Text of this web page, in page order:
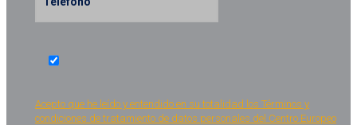
Acepto que he leído y entendido en su totalidad los Términos y
condiciones de tratamiento de datos personales del Centro Europeo